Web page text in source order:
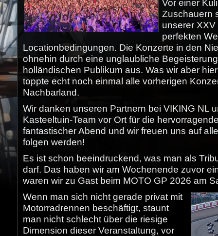
Vor einer
Zuschauern
unserer
perfekten
Locationbedingungen. Die Konzerte in den
ohnehin durch eine unglaubliche
holländischen Publikum aus. Was wir aber
toppte echt noch einmal alle vorherigen
Nachbarland.
Wir danken unseren Partnern bei VIKING NL
Kasteeltuin-Team vor Ort für die
fantastischer Abend und wir freuen uns auf
folgen werden!
Es ist schon beeindruckend, was man als
darf. Das haben wir am Wochenende zuvor
waren wir zu Gast beim MOTO GP 2026 am
Wenn man sich nicht gerade privat mit
Motorradrennen beschäftigt, staunt
man nicht schlecht über die riesige
Dimension dieser Veranstaltung, vor